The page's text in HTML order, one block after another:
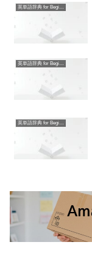
英単語辞典 for Beginners
英単語辞典 for Beginners
英単語辞典 for Beginners